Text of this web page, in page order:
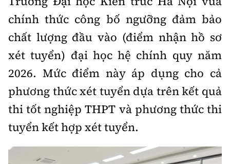
Quản lý đô thị
Hàng không
Đăng kiểm
Đường sắt tốc độ cao
Đường thủy
Hàng hải
Đường sắt đô thị
Tài chính
Chứng khoán
Bảo hiểm
Doanh nghiệp
Thanh tra
An ninh hình sự
Điều tra
Pháp đình
Hỏi - Đáp
An toàn giao thông
Giao thông 24h
ATGT địa phương
Văn hóa giao thông
Lái xe an toàn
Chung tay vì ATGT
Chất lượng sống
Giáo dục
Y tế
Đời sống
Lao động - Công đoàn
Văn hóa - Giải Trí
Văn hóa
Showbiz
Thể thao
Bóng đá
Bình luận
chính thức công bố ngưỡng đảm bảo
chất lượng đầu vào (điểm nhận hồ sơ
xét tuyển) đại học hệ chính quy năm
2026. Mức điểm này áp dụng cho cả
phương thức xét tuyển dựa trên kết quả
thi tốt nghiệp THPT và phương thức thi
tuyển kết hợp xét tuyển.